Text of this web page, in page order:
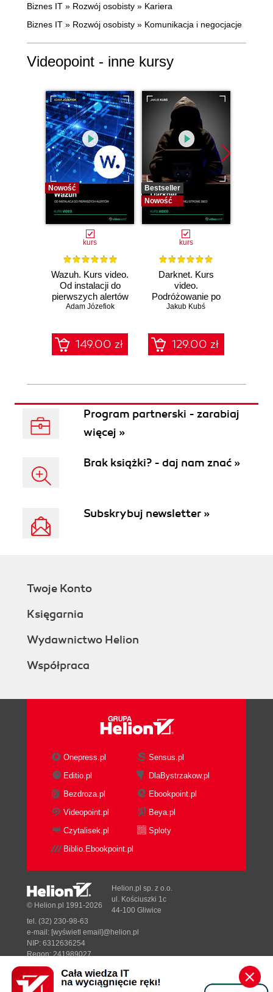
Biznes IT » Rozwój osobisty » Kariera
Biznes IT » Rozwój osobisty » Komunikacja i negocjacje
Videopoint - inne kursy
Nowość
kurs
Wazuh. Kurs video.
Od instalacji do
pierwszych alertów
Adam Józefiok
149.00 zł
Bestseller
Nowość
kurs
Darknet. Kurs
video.
Podróżowanie po
ciemnej stronie
Jakub Kubś
129.00 zł
Kurs video 129,00 zł
Program partnerski - zarabiaj
więcej »
Brak książki? - daj nam znać »
Subskrybuj newsletter »
Twoje Konto
Księgarnia
Wydawnictwo Helion
Współpraca
Onepress.pl
Sensus.pl
Editio.pl
DlaBystrzakow.pl
Bezdroza.pl
Ebookpoint.pl
Videopoint.pl
Beya.pl
Czytalisek.pl
Sploty
Biblio.Ebookpoint.pl
© Helion.pl 1991-2026
Helion.pl sp. z o.o.
ul. Kościuszki 1c
44-100 Gliwice
tel. (32) 230-98-63
e-mail: [wyświetl email]@helion.pl
NIP: 6312636254
Regon: 241989027